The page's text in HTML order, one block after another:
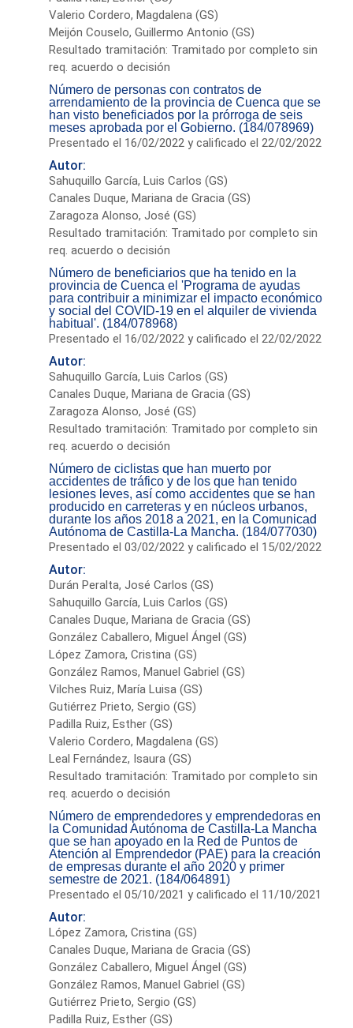
Valerio Cordero, Magdalena (GS)
Meijón Couselo, Guillermo Antonio (GS)
Resultado tramitación: Tramitado por completo sin
req. acuerdo o decisión
Número de personas con contratos de
arrendamiento de la provincia de Cuenca que se
han visto beneficiados por la prórroga de seis
meses aprobada por el Gobierno. (184/078969)
Presentado el 16/02/2022 y calificado el 22/02/2022
Autor:
Sahuquillo García, Luis Carlos (GS)
Canales Duque, Mariana de Gracia (GS)
Zaragoza Alonso, José (GS)
Resultado tramitación: Tramitado por completo sin
req. acuerdo o decisión
Número de beneficiarios que ha tenido en la
provincia de Cuenca el 'Programa de ayudas
para contribuir a minimizar el impacto económico
y social del COVID-19 en el alquiler de vivienda
habitual'. (184/078968)
Presentado el 16/02/2022 y calificado el 22/02/2022
Autor:
Sahuquillo García, Luis Carlos (GS)
Canales Duque, Mariana de Gracia (GS)
Zaragoza Alonso, José (GS)
Resultado tramitación: Tramitado por completo sin
req. acuerdo o decisión
Número de ciclistas que han muerto por
accidentes de tráfico y de los que han tenido
lesiones leves, así como accidentes que se han
producido en carreteras y en núcleos urbanos,
durante los años 2018 a 2021, en la Comunicad
Autónoma de Castilla-La Mancha. (184/077030)
Presentado el 03/02/2022 y calificado el 15/02/2022
Autor:
Durán Peralta, José Carlos (GS)
Sahuquillo García, Luis Carlos (GS)
Canales Duque, Mariana de Gracia (GS)
González Caballero, Miguel Ángel (GS)
López Zamora, Cristina (GS)
González Ramos, Manuel Gabriel (GS)
Vilches Ruiz, María Luisa (GS)
Gutiérrez Prieto, Sergio (GS)
Padilla Ruiz, Esther (GS)
Valerio Cordero, Magdalena (GS)
Leal Fernández, Isaura (GS)
Resultado tramitación: Tramitado por completo sin
req. acuerdo o decisión
Número de emprendedores y emprendedoras en
la Comunidad Autónoma de Castilla-La Mancha
que se han apoyado en la Red de Puntos de
Atención al Emprendedor (PAE) para la creación
de empresas durante el año 2020 y primer
semestre de 2021. (184/064891)
Presentado el 05/10/2021 y calificado el 11/10/2021
Autor:
López Zamora, Cristina (GS)
Canales Duque, Mariana de Gracia (GS)
González Caballero, Miguel Ángel (GS)
González Ramos, Manuel Gabriel (GS)
Gutiérrez Prieto, Sergio (GS)
Padilla Ruiz, Esther (GS)